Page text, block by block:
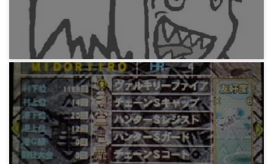
13年前
みろりHP
知り合いを思い出してペイントでかいてみよう